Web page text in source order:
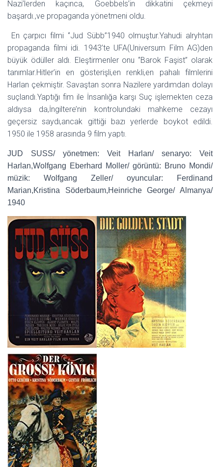
Nazi’lerden kaçınca, Goebbels’in dikkatini çekmeyi
başardı.,ve propaganda yönetmeni oldu.
En çarpıcı filmi ‘’Jud Sübb’’1940 olmuştur.Yahudi alryhtarı
propaganda filmi idi. 1943’te UFA(Universum Film AG)den
büyük ödüller aldı. Eleştirmenler onu ‘’Barok Faşist’’ olarak
tanımlar.Hitler’in en gösterişli,en renkli,en pahalı filmlerini
Harlan çekmiştir. Savaştan sonra Nazilere yardımdan dolayı
suçlandı.Yaptığı fim ile İnsanlığa karşı Suç işlemekten ceza
aldıysa da,İngiltere’nin kontrolundaki mahkeme cezayı
geçersiz saydı,ancak gittiği bazı yerlerde boykot edildi.
1950 ile 1958 arasında 9 film yaptı.
JUD SUSS/ yönetmen: Veit Harlan/ senaryo: Veit
Harlan,Wolfgang Eberhard Moller/ görüntü: Bruno Mondi/
müzik: Wolfgang Zeller/ oyuncular: Ferdinand
Marian,Kristina Söderbaum,Heinriche George/ Almanya/
1940